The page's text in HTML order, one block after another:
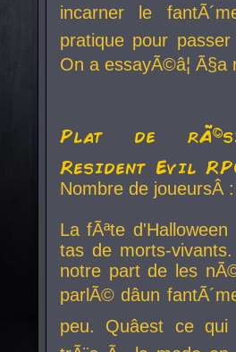
incarner le
pratique pour
On a essayÃ©â¦
Plat de
Resident Evil
Nombre de
La fÃªte
tas de morts-
notre part de les
parlÃ© dâun
peu. Quâest ce